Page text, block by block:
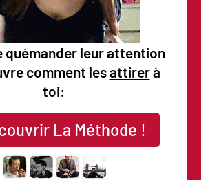
quémander leur attention
comment lesattirerà
toi:
La Méthode !